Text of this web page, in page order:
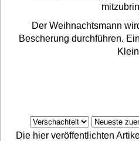
Der Weihnachtsmann
Bescherung durchführen.
Die hier veröffentlichten